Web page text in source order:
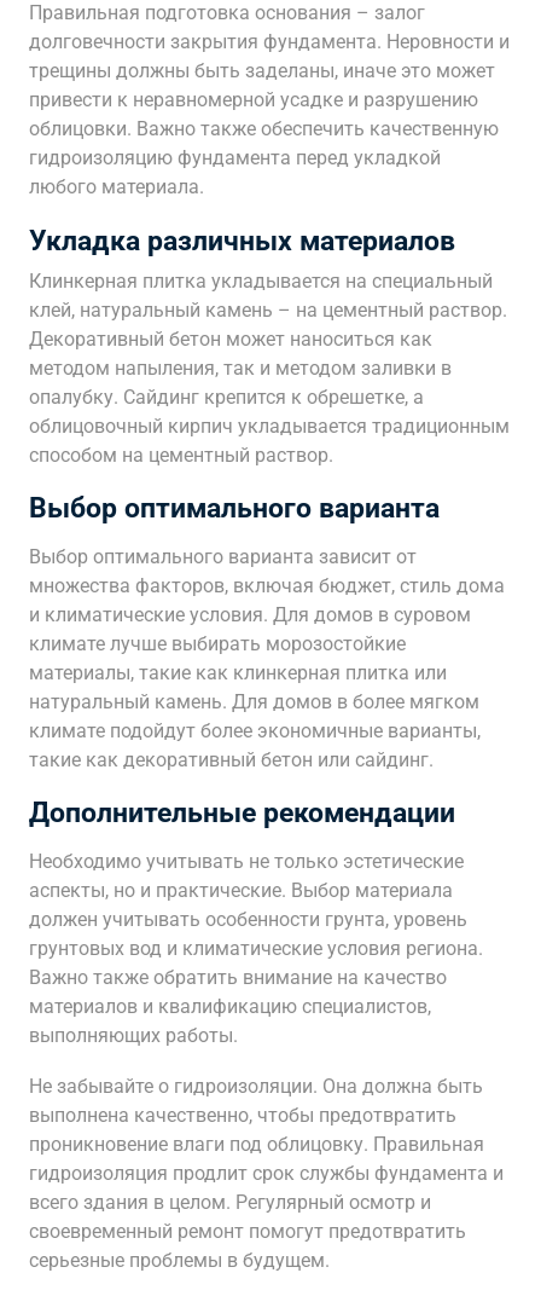
Правильная подготовка основания – залог
долговечности закрытия фундамента. Неровности и
трещины должны быть заделаны, иначе это может
привести к неравномерной усадке и разрушению
облицовки. Важно также обеспечить качественную
гидроизоляцию фундамента перед укладкой
любого материала.
Укладка различных материалов
Клинкерная плитка укладывается на специальный
клей, натуральный камень – на цементный раствор.
Декоративный бетон может наноситься как
методом напыления, так и методом заливки в
опалубку. Сайдинг крепится к обрешетке, а
облицовочный кирпич укладывается традиционным
способом на цементный раствор.
Выбор оптимального варианта
Выбор оптимального варианта зависит от
множества факторов, включая бюджет, стиль дома
и климатические условия. Для домов в суровом
климате лучше выбирать морозостойкие
материалы, такие как клинкерная плитка или
натуральный камень. Для домов в более мягком
климате подойдут более экономичные варианты,
такие как декоративный бетон или сайдинг.
Дополнительные рекомендации
Необходимо учитывать не только эстетические
аспекты, но и практические. Выбор материала
должен учитывать особенности грунта, уровень
грунтовых вод и климатические условия региона.
Важно также обратить внимание на качество
материалов и квалификацию специалистов,
выполняющих работы.
Не забывайте о гидроизоляции. Она должна быть
выполнена качественно, чтобы предотвратить
проникновение влаги под облицовку. Правильная
гидроизоляция продлит срок службы фундамента и
всего здания в целом. Регулярный осмотр и
своевременный ремонт помогут предотвратить
серьезные проблемы в будущем.